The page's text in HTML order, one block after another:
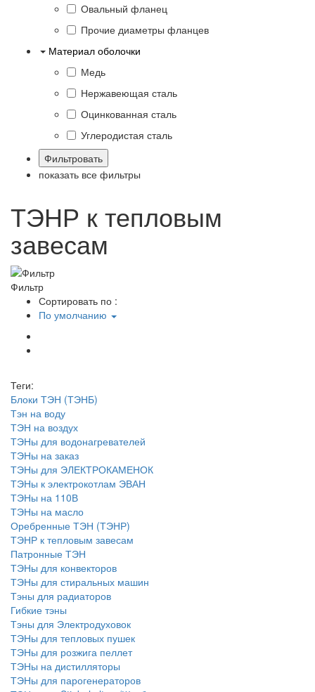
Овальный фланец
Прочие диаметры фланцев
Материал оболочки
Медь
Нержавеющая сталь
Оцинкованная сталь
Углеродистая сталь
показать все фильтры
ТЭНР к тепловым
завесам
Фильтр
Сортировать по :
По умолчанию
Теги:
Блоки ТЭН (ТЭНБ)
Тэн на воду
ТЭН на воздух
ТЭНы для водонагревателей
ТЭНы на заказ
ТЭНы для ЭЛЕКТРОКАМЕНОК
ТЭНы к электрокотлам ЭВАН
ТЭНы на 110В
ТЭНы на масло
Оребренные ТЭН (ТЭНР)
ТЭНР к тепловым завесам
Патронные ТЭН
ТЭНы для конвекторов
ТЭНы для стиральных машин
Тэны для радиаторов
Гибкие тэны
Тэны для Электродуховок
ТЭНы для тепловых пушек
ТЭНы для розжига пеллет
ТЭНы на дистилляторы
ТЭНы для парогенераторов